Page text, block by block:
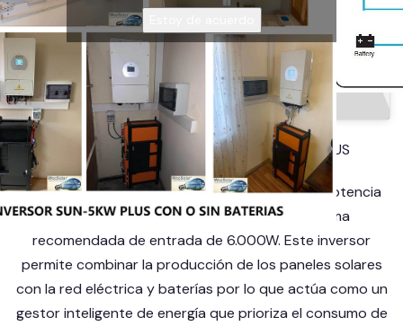
Descripción del Inversor SUN-5K-SG01LP1-US
El inversorSUN-5K-SG01LP1-UStrabaja a una potencia
de salida de 4.999VA y una potencia máxima
recomendada de entrada de 6.000W. Este inversor
permite combinar la producción de los paneles solares
con la red eléctrica y baterías por lo que actúa como un
gestor inteligente de energía que prioriza el consumo de